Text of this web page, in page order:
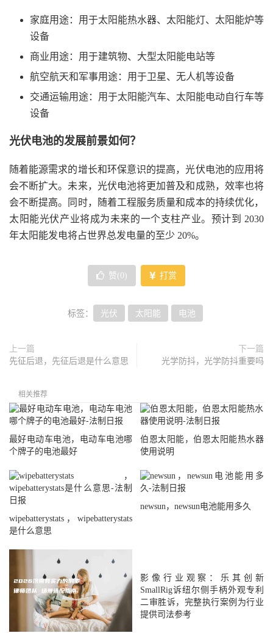
家庭用途：用于太阳能热水器、太阳能灯、太阳能炉等
设备
商业用途：用于建筑物、大型太阳能电站等
航空航天和军事用途：用于卫星、无人机等设备
交通运输用途：用于太阳能汽车、太阳能电动自行车等
设备
光伏电池的发展前景如何？
随着能源需求的增长和环保意识的提高，光伏电池的应用将
会不断扩大。未来，光伏电池将更加普及和成熟，效率也将
会不断提高。同时，随着工程服务质量和成本的持续优化，
太阳能光伏产业将成为未来的一个支柱产业。预计到 2030
年太阳能发电将占世界总发电量的至少 20%。
赞( 0 ) 打赏
标签： 光伏 太阳能 电池
上一篇
先征后退，先征后退是什么意思
下一篇
光学防抖，光学防抖重要吗
相关推荐
最好电动车电池，电动车电池哪
个牌子的电池最好
伯恩太阳能，伯恩太阳能热水器
使用说明
wipebatterystats，wipebatterystats
是什么意思
newsun，newsun电池能用多久
影像行业观察：乐其创新
SmallRig诉纽尔侧手柄外观专利
二审胜诉，完整执行案例为行业
提供司法参考